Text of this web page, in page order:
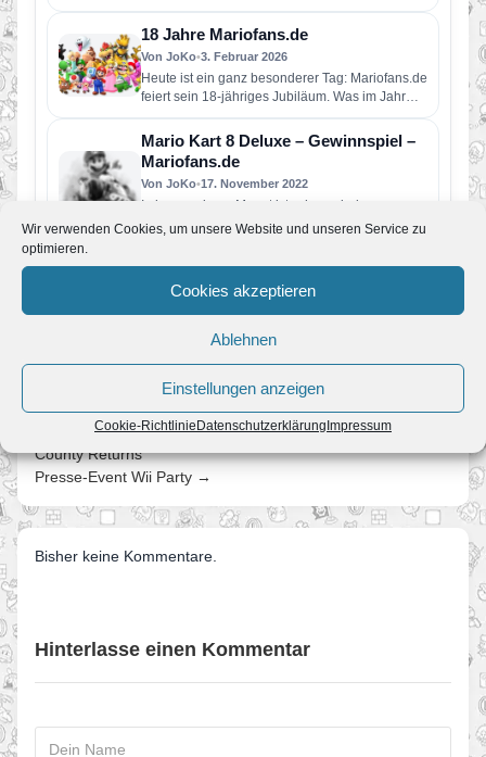
Wir verwenden Cookies, um unsere Website und unseren Service zu
optimieren.
Cookies akzeptieren
Ablehnen
Einstellungen anzeigen
Cookie-Richtlinie Datenschutzerklärung Impressum
technisch umfangreich überarbeitet…
18 Jahre Mariofans.de
Von JoKo•3. Februar 2026
Heute ist ein ganz besonderer Tag: Mariofans.de
feiert sein 18-jähriges Jubiläum. Was im Jahr
2008 als kleine Fanseite…
Mario Kart 8 Deluxe – Gewinnspiel –
Mariofans.de
Von JoKo•17. November 2022
In knapp einem Monat ist schon wieder
Weihnachten und wir möchten euch die
Intern: 14 Jahre Mariofans.de
Von JoKo•3. Februar 2022
Es ist unglaublich. Vor 14 Jahren haben wir
Mariofans.de online gestellt. 2008, das ist lange
her. Seitdem wurden…
← Video, Screenshots und neue Infos zu Donekey Kong
County Returns
Presse-Event Wii Party →
Bisher keine Kommentare.
Hinterlasse einen Kommentar